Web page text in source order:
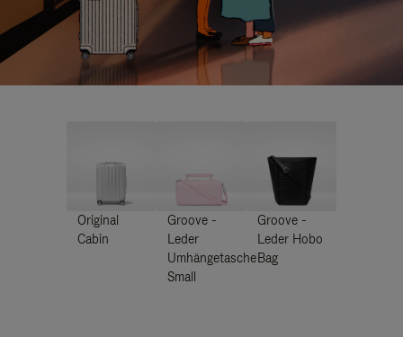
Original
Cabin
Groove -
Leder
Umhängetasche
Small
Groove -
Leder Hobo
Bag